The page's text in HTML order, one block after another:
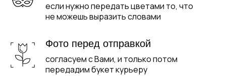
если нужно передать цветами то, что
не можешь выразить словами
Фото перед отправкой
согласуем с Вами, и только потом
передадим букет курьеру